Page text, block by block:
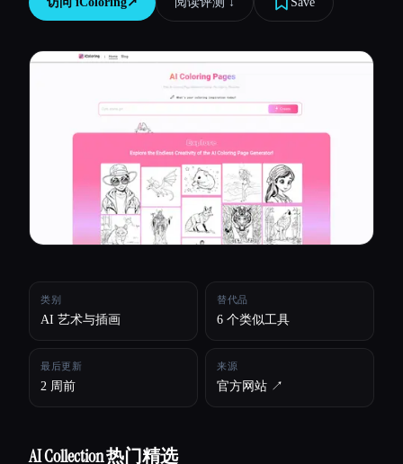
类别
AI 艺术与插画
替代品
6 个类似工具
最后更新
2 周前
来源
官方网站 ↗︎
AI Collection 热门精选